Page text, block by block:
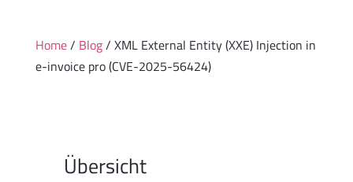
Home/ Blog/ XML External Entity (XXE) Injection in
e-invoice pro (CVE-2025-56424)
Übersicht